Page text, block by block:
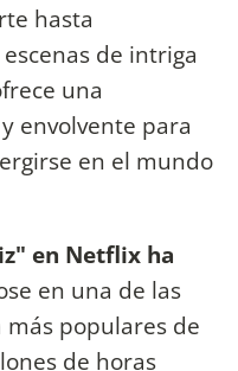
hasta
de intriga
una
envolvente para
en el mundo
en Netflix ha
en una de las
más populares de
de horas